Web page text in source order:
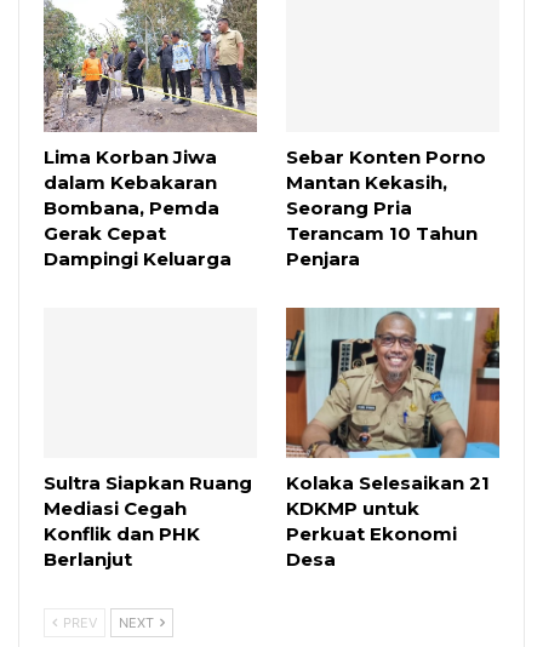
Lima Korban Jiwa
dalam Kebakaran
Bombana, Pemda
Gerak Cepat
Dampingi Keluarga
Sebar Konten Porno
Mantan Kekasih,
Seorang Pria
Terancam 10 Tahun
Penjara
Sultra Siapkan Ruang
Mediasi Cegah
Konflik dan PHK
Berlanjut
Kolaka Selesaikan 21
KDKMP untuk
Perkuat Ekonomi
Desa
PREV NEXT